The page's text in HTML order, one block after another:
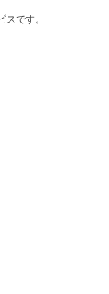
です。